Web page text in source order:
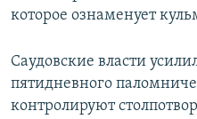
которое ознаменует
Саудовские власти
пятидневного
контролируют